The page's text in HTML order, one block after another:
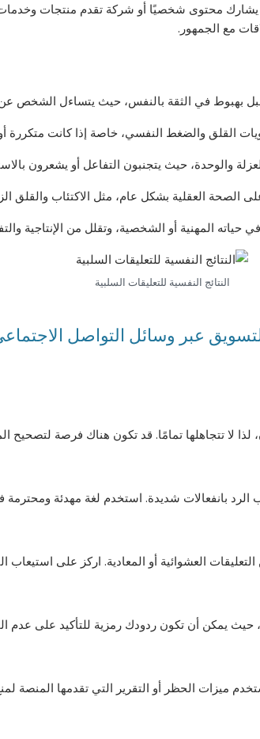
محتوى شخصيًا أو شركة تقدم منتجات وخدمات،
مع الجمهور.
بهبوط في الثقة بالنفس، حيث يتساءل الشخص عن
القلق والضغط النفسي، خاصة إذا كانت متكررة
والوحدة، حيث يتجنبون التفاعل أو يشعرون
الصحة العقلية بشكل عام، مثل الاكتئاب والقلق
المهنية أو الشخصية، وتقلل من الإنتاجية
النتائج النفسية للتعليقات السلبية
عبر وسائل التواصل
لا تتجاهلها تمامًا. قد تكون هناك فرصة لتصحيح
بانفعالات شديدة. استخدم لغة مهدئة ومحترمة
العشوائية أو المعادية. اركز على استيعاب
حيث يمكن أن تكون ردودك رمزية للتأكيد على عدم
ميزات الحظر أو التقرير التي تقدمها المنصة